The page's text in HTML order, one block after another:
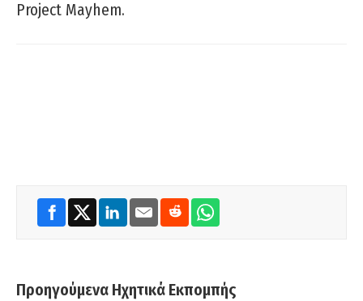
Project Mayhem.
Προηγούμενα Ηχητικά Εκπομπής